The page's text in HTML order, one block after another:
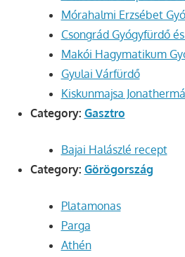
Mórahalmi Erzsébet
Csongrád Gyógyfürdő
Makói Hagymatikum
Gyulai Várfürdő
Kiskunmajsa
Category: Gasztro
Bajai Halászlé recept
Category: Görögország
Platamonas
Parga
Athén